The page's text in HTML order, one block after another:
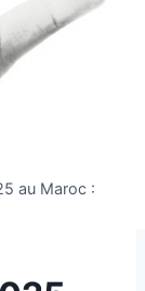
au Maroc :